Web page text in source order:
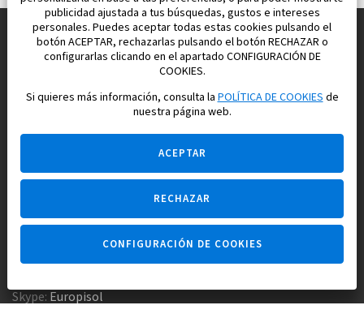
Construimos y vendemos propiedades
para su vida feliz en España
Agencia inmobiliaria +34 647 173 382
Empresa constructora +34 607 961 116
Skype: Europisol
publicidad ajustada a tus búsquedas, gustos e intereses
personales. Puedes aceptar todas estas cookies pulsando el
botón ACEPTAR, rechazarlas pulsando el botón RECHAZAR o
configurarlas clicando en el apartado CONFIGURACIÓN DE
COOKIES.
Si quieres más información, consulta laPOLÍTICA DE COOKIESde
nuestra página web.
ACEPTAR
RECHAZAR
CONFIGURACIÓN DE COOKIES